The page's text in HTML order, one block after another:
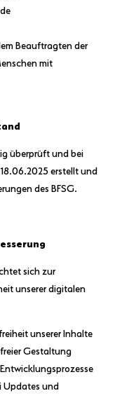
Beauftragten der
mit
überprüft und bei
erstellt und
des BFSG.
sich zur
unserer digitalen
unserer Inhalte
Gestaltung
Updates und